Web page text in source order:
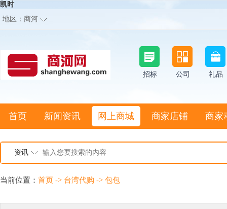
凯时
地区： 商河
招标 公司 礼品
首页 新闻资讯 网上商城 商家店铺 商家
资讯
当前位置： 首页 -> 台湾代购 -> 包包